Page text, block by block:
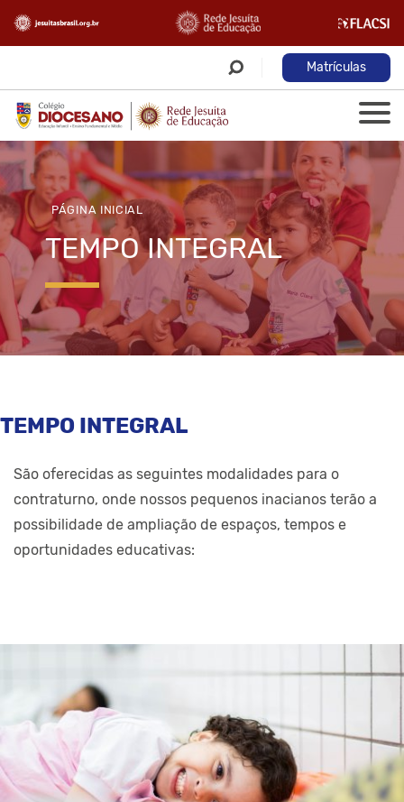
Matrículas
PÁGINA INICIAL
TEMPO INTEGRAL
TEMPO INTEGRAL
São oferecidas as seguintes modalidades para o
contraturno, onde nossos pequenos inacianos terão a
possibilidade de ampliação de espaços, tempos e
oportunidades educativas: